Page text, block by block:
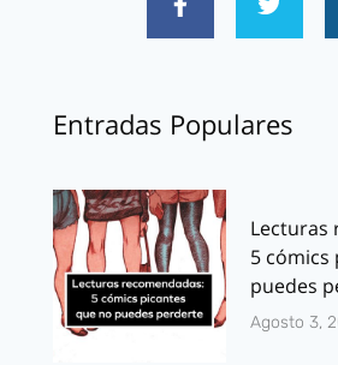
Entradas Populares
Lecturas
5 cómics
puedes
Agosto 3,